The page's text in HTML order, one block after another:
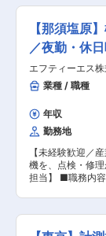
ービスを提供し
じ、チーム力を
成していきます
手当等の働きやすさ
囲：会社の定める
や大手メーカーとの
・ノルマなし、
帰・定時退社で
ートワーク相談可 ■職務内容： クライアントの
製品開発工程で必
業職です。400社
な製品を選び、
場のニーズをキ
重要な役割です。 【具体的には】 ・営業1名あた
り10社ほどの自
各企業の複数部署
えます。 ・製品
据付・動作確認
ち会います（設
数メーカーの製
たり、大学と共
ど大手自動車部品メー
【那須塩原
／夜勤・休
エフティーエス
業種 / 職種
年収
勤務地
【未経験歓迎／
機を、点検・修
担当】 ■職務内容： 普段は那須塩原の工場で主
試験機の操作指
アフターサービ